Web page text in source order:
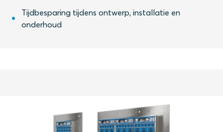
Tijdbesparing tijdens ontwerp, installatie en
onderhoud